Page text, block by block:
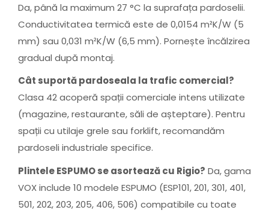
Da, până la maximum 27 °C la suprafața pardoselii.
Conductivitatea termică este de 0,0154 m²K/W (5
mm) sau 0,031 m²K/W (6,5 mm). Pornește încălzirea
gradual după montaj.
Cât suportă pardoseala la trafic comercial?
Clasa 42 acoperă spații comerciale intens utilizate
(magazine, restaurante, săli de așteptare). Pentru
spații cu utilaje grele sau forklift, recomandăm
pardoseli industriale specifice.
Plintele ESPUMO se asortează cu Rigio? Da, gama
VOX include 10 modele ESPUMO (ESP101, 201, 301, 401,
501, 202, 203, 205, 406, 506) compatibile cu toate